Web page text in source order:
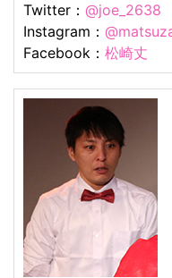
Twitter： @joe_2638
Instagram：
Facebook： 松崎丈